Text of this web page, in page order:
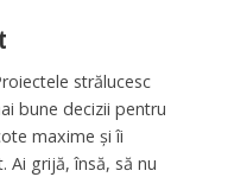
strălucesc
bune decizii pentru
maxime și îi
Ai grijă, însă, să nu